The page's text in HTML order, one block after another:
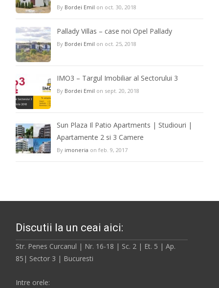
By Bordei Emil on oct. 30, 2018
Pallady Villas – case noi Opel Pallady
By Bordei Emil on oct. 25, 2018
IMO3 – Targul Imobiliar al Sectorului 3
By Bordei Emil on sept. 20, 2018
Sun Plaza Il Patio Apartments | Studiouri |
Apartamente 2 si 3 Camere
By imoneria on feb. 9, 2017
Discutii la un ceai aici:
Str. Penes Curcanul | Nr. 16-18 | Sc. 2 | Et. 5 | Ap.
85| Sector 3 | Bucuresti
Intre orele: